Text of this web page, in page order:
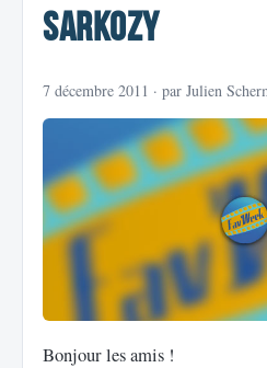
Sarkozy
7 décembre 2011 · par Julien
Bonjour les amis !